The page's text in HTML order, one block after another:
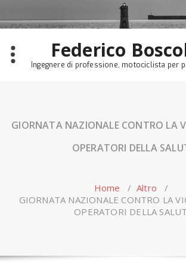
to
content
Federico
Ingegnere di professione, motociclista per
GIORNATA NAZIONALE CONTRO LA
OPERATORI DELLA
Home / Altro /
GIORNATA NAZIONALE CONTRO LA
OPERATORI DELLA